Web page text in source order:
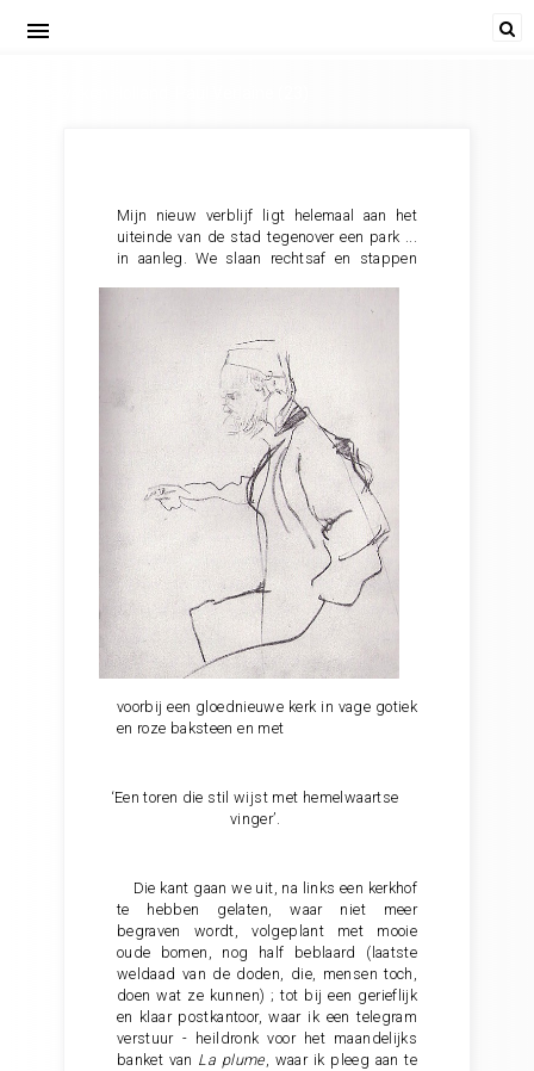
menu
Mijn nieuw verblijf ligt helemaal aan het
uiteinde van de stad tegenover een park ...
in aanleg. We slaan rechtsaf en stappen
voorbij een gloednieuwe kerk in vage gotiek
en roze baksteen en met
‘Een toren die stil wijst met hemelwaartse
vinger’.
Die kant gaan we uit, na links een kerkhof
te hebben gelaten, waar niet meer
begraven wordt, volgeplant met mooie
oude bomen, nog half beblaard (laatste
weldaad van de doden, die, mensen toch,
doen wat ze kunnen) ; tot bij een gerieflijk
en klaar postkantoor, waar ik een telegram
verstuur - heildronk voor het maandelijks
banket van La plume, waar ik pleeg aan te